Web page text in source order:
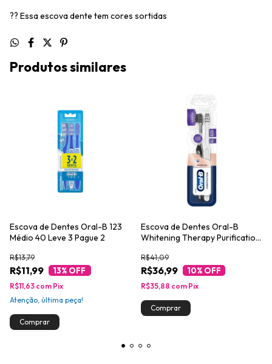
?? Essa escova dente tem cores sortidas
Produtos similares
Escova de Dentes Oral-B 123
Médio 40 Leve 3 Pague 2
R$11,99
R$13,79
13% OFF
R$11,63 com Pix
Atenção, última peça!
Escova de Dentes Oral-B
Whitening Therapy Purification
R$36,99
R$41,09
10% OFF
R$35,88 com Pix